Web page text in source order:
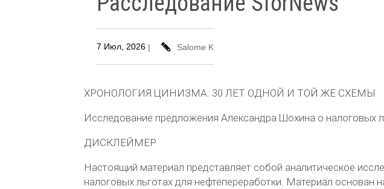
7 Июл, 2026 | Salome K
ХРОНОЛОГИЯ ЦИНИЗМА: 30 ЛЕТ ОДНОЙ И ТОЙ ЖЕ СХЕМЫ
Исследование предложения Александра Шохина о налоговых
ДИСКЛЕЙМЕР
Настоящий материал представляет собой аналитическое
налоговых льготах для нефтепереработки. Материал основан